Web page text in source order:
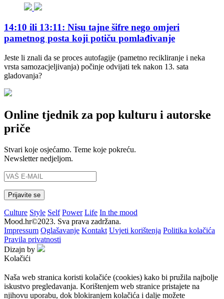
14:10 ili 13:11: Nisu tajne šifre nego omjeri
pametnog posta koji potiču pomlađivanje
Jeste li znali da se proces autofagije (pametno recikliranje i neka
vrsta samozacjeljivanja) počinje odvijati tek nakon 13. sata
gladovanja?
Online tjednik za pop kulturu i autorske
priče
Stvari koje osjećamo. Teme koje pokreću.
Newsletter nedjeljom.
Culture Style Self Power Life In the mood
Mood.hr©2023. Sva prava zadržana.
Impressum Oglašavanje Kontakt Uvjeti korištenja Politika kolačića
Pravila privatnosti
Dizajn by
Kolačići
Naša web stranica koristi kolačiće (cookies) kako bi pružila najbolje
iskustvo pregledavanja. Korištenjem web stranice pristajete na
njihovu uporabu, dok blokiranjem kolačića i dalje možete